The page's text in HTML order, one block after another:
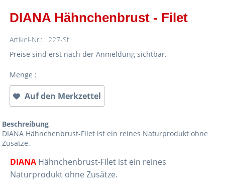
DIANA Hähnchenbrust - Filet
Artikel-Nr.:
227-St
Preise sind erst nach der Anmeldung sichtbar.
Menge :
Auf den Merkzettel
Beschreibung
DIANA Hähnchenbrust-Filet ist ein reines Naturprodukt ohne
Zusätze.
DIANA Hähnchenbrust-Filet ist ein reines
Naturprodukt ohne Zusätze.